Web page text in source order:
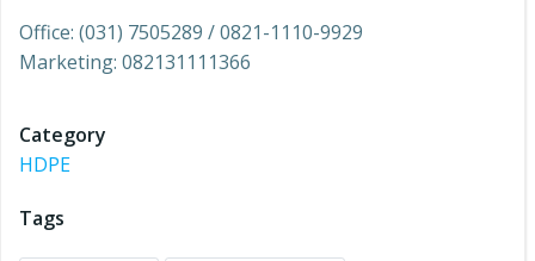
Office: (031) 7505289 / 0821-1110-9929
Marketing: 082131111366
Category
HDPE
Tags